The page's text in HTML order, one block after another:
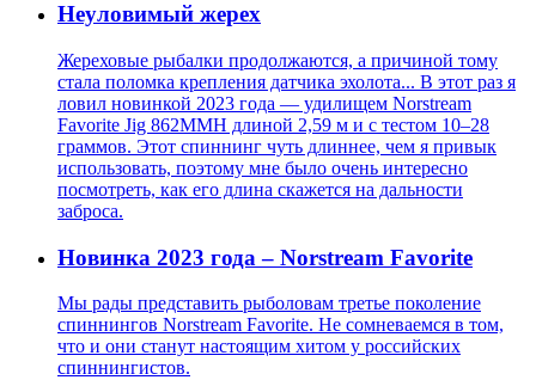
Неуловимый жерех
Жереховые рыбалки продолжаются, а причиной тому
стала поломка крепления датчика эхолота... В этот раз я
ловил новинкой 2023 года — удилищем Norstream
Favorite Jig 862MMH длиной 2,59 м и с тестом 10–28
граммов. Этот спиннинг чуть длиннее, чем я привык
использовать, поэтому мне было очень интересно
посмотреть, как его длина скажется на дальности
заброса.
Новинка 2023 года – Norstream Favorite
Мы рады представить рыболовам третье поколение
спиннингов Norstream Favorite. Не сомневаемся в том,
что и они станут настоящим хитом у российских
спиннингистов.